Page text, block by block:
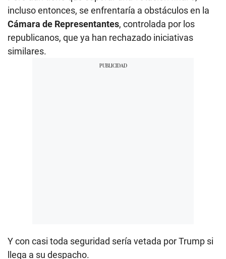
incluso entonces, se enfrentaría a obstáculos en la
Cámara de Representantes, controlada por los
republicanos, que ya han rechazado iniciativas
similares.
Y con casi toda seguridad sería vetada por Trump si
llega a su despacho.